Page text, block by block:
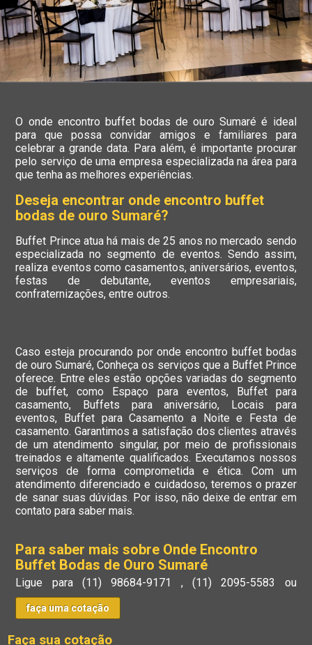
O onde encontro buffet bodas de ouro Sumaré é ideal
para que possa convidar amigos e familiares para
celebrar a grande data. Para além, é importante procurar
pelo serviço de uma empresa especializada na área para
que tenha as melhores experiências.
Deseja encontrar onde encontro buffet
bodas de ouro Sumaré?
Buffet Prince atua há mais de 25 anos no mercado sendo
especializada no segmento de eventos. Sendo assim,
realiza eventos como casamentos, aniversários, eventos,
festas de debutante, eventos empresariais,
confraternizações, entre outros.
Caso esteja procurando por onde encontro buffet bodas
de ouro Sumaré, Conheça os serviços que a Buffet Prince
oferece. Entre eles estão opções variadas do segmento
de buffet, como Espaço para eventos, Buffet para
casamento, Buffets para aniversário, Locais para
eventos, Buffet para Casamento a Noite e Festa de
casamento. Garantimos a satisfação dos clientes através
de um atendimento singular, por meio de profissionais
treinados e altamente qualificados. Executamos nossos
serviços de forma comprometida e ética. Com um
atendimento diferenciado e cuidadoso, teremos o prazer
de sanar suas dúvidas. Por isso, não deixe de entrar em
contato para saber mais.
Para saber mais sobre Onde Encontro
Buffet Bodas de Ouro Sumaré
Ligue para(11) 98684-9171 , (11) 2095-5583 ou
faça uma cotação
Faça sua cotação